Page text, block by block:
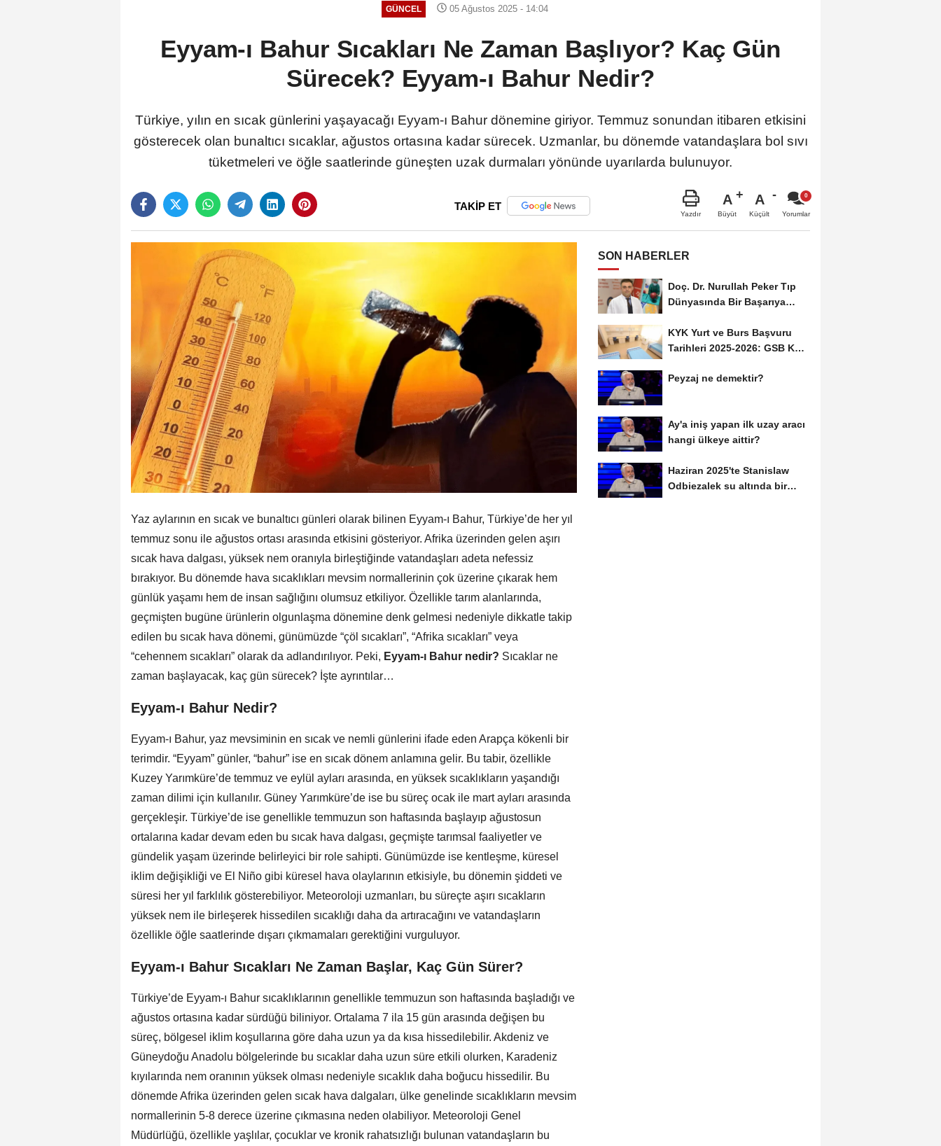
GÜNCEL 05 Ağustos 2025 - 14:04
Eyyam-ı Bahur Sıcakları Ne Zaman Başlıyor? Kaç Gün
Sürecek? Eyyam-ı Bahur Nedir?
Türkiye, yılın en sıcak günlerini yaşayacağı Eyyam-ı Bahur dönemine giriyor. Temmuz sonundan itibaren etkisini
gösterecek olan bunaltıcı sıcaklar, ağustos ortasına kadar sürecek. Uzmanlar, bu dönemde vatandaşlara bol sıvı
tüketmeleri ve öğle saatlerinde güneşten uzak durmaları yönünde uyarılarda bulunuyor.
TAKİP ET
Yazdır
A
Büyüt
A
Küçült Yorumlar
Yaz aylarının en sıcak ve bunaltıcı günleri olarak bilinen Eyyam-ı Bahur, Türkiye’de her yıl
temmuz sonu ile ağustos ortası arasında etkisini gösteriyor. Afrika üzerinden gelen aşırı
sıcak hava dalgası, yüksek nem oranıyla birleştiğinde vatandaşları adeta nefessiz
bırakıyor. Bu dönemde hava sıcaklıkları mevsim normallerinin çok üzerine çıkarak hem
günlük yaşamı hem de insan sağlığını olumsuz etkiliyor. Özellikle tarım alanlarında,
geçmişten bugüne ürünlerin olgunlaşma dönemine denk gelmesi nedeniyle dikkatle takip
edilen bu sıcak hava dönemi, günümüzde “çöl sıcakları”, “Afrika sıcakları” veya
“cehennem sıcakları” olarak da adlandırılıyor. Peki, Eyyam-ı Bahur nedir? Sıcaklar ne
zaman başlayacak, kaç gün sürecek? İşte ayrıntılar…
Eyyam-ı Bahur Nedir?
Eyyam-ı Bahur, yaz mevsiminin en sıcak ve nemli günlerini ifade eden Arapça kökenli bir
terimdir. “Eyyam” günler, “bahur” ise en sıcak dönem anlamına gelir. Bu tabir, özellikle
Kuzey Yarımküre’de temmuz ve eylül ayları arasında, en yüksek sıcaklıkların yaşandığı
zaman dilimi için kullanılır. Güney Yarımküre’de ise bu süreç ocak ile mart ayları arasında
gerçekleşir. Türkiye’de ise genellikle temmuzun son haftasında başlayıp ağustosun
ortalarına kadar devam eden bu sıcak hava dalgası, geçmişte tarımsal faaliyetler ve
gündelik yaşam üzerinde belirleyici bir role sahipti. Günümüzde ise kentleşme, küresel
iklim değişikliği ve El Niño gibi küresel hava olaylarının etkisiyle, bu dönemin şiddeti ve
süresi her yıl farklılık gösterebiliyor. Meteoroloji uzmanları, bu süreçte aşırı sıcakların
yüksek nem ile birleşerek hissedilen sıcaklığı daha da artıracağını ve vatandaşların
özellikle öğle saatlerinde dışarı çıkmamaları gerektiğini vurguluyor.
Eyyam-ı Bahur Sıcakları Ne Zaman Başlar, Kaç Gün Sürer?
Türkiye’de Eyyam-ı Bahur sıcaklıklarının genellikle temmuzun son haftasında başladığı ve
ağustos ortasına kadar sürdüğü biliniyor. Ortalama 7 ila 15 gün arasında değişen bu
süreç, bölgesel iklim koşullarına göre daha uzun ya da kısa hissedilebilir. Akdeniz ve
Güneydoğu Anadolu bölgelerinde bu sıcaklar daha uzun süre etkili olurken, Karadeniz
kıyılarında nem oranının yüksek olması nedeniyle sıcaklık daha boğucu hissedilir. Bu
dönemde Afrika üzerinden gelen sıcak hava dalgaları, ülke genelinde sıcaklıkların mevsim
normallerinin 5-8 derece üzerine çıkmasına neden olabiliyor. Meteoroloji Genel
Müdürlüğü, özellikle yaşlılar, çocuklar ve kronik rahatsızlığı bulunan vatandaşların bu
SON HABERLER
Doç. Dr. Nurullah Peker Tıp
Dünyasında Bir Başarıya
KYK Yurt ve Burs Başvuru
Tarihleri 2025-2026: GSB KYK
Peyzaj ne demektir?
Ay'a iniş yapan ilk uzay aracı
hangi ülkeye aittir?
Haziran 2025'te Stanislaw
Odbiezalek su altında bir